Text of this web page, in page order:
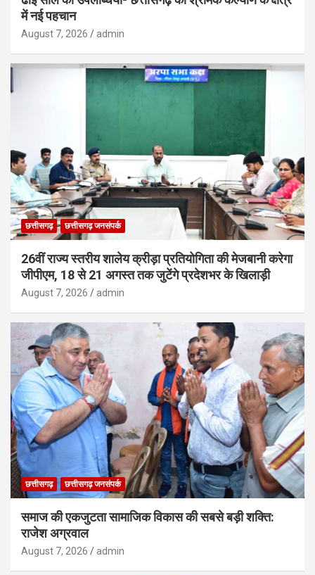
में नई पहचान
August 7, 2026 admin
छत्तीसगढ़ छत्तीसगढ़ जनसंपर्क
26वीं राज्य स्तरीय शालेय क्रीड़ा प्रतियोगिता की मेजबानी करेगा
जीपीएम, 18 से 21 अगस्त तक जुटेंगे प्रदेशभर के खिलाड़ी
August 7, 2026 admin
छत्तीसगढ़ छत्तीसगढ़ जनसंपर्क
समाज की एकजुटता सामाजिक विकास की सबसे बड़ी शक्ति:
राजेश अग्रवाल
August 7, 2026 admin